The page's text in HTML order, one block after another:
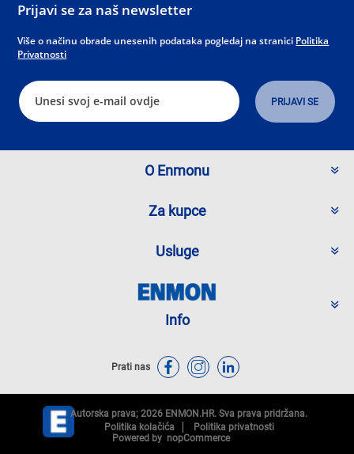
Prijavi se za naš newsletter
Više o načinu obrade unesenih podataka pogledaj na stranici Politika
Privatnosti
O Enmonu
Za kupce
Usluge
Info
Prati nas
Autorska prava; 2026 ENMON.HR. Sva prava pridržana.
Politika kolačića
Politika privatnosti
Powered by nopCommerce